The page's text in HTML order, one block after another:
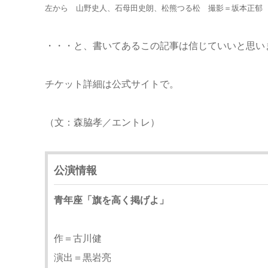
左から 山野史人、石母田史朗、松熊つる松 撮影＝坂本正郁
・・・と、書いてあるこの記事は信じていいと思い
チケット詳細は公式サイトで。
（文：森脇孝／エントレ）
公演情報
青年座「旗を高く掲げよ」
作＝古川健
演出＝黒岩亮